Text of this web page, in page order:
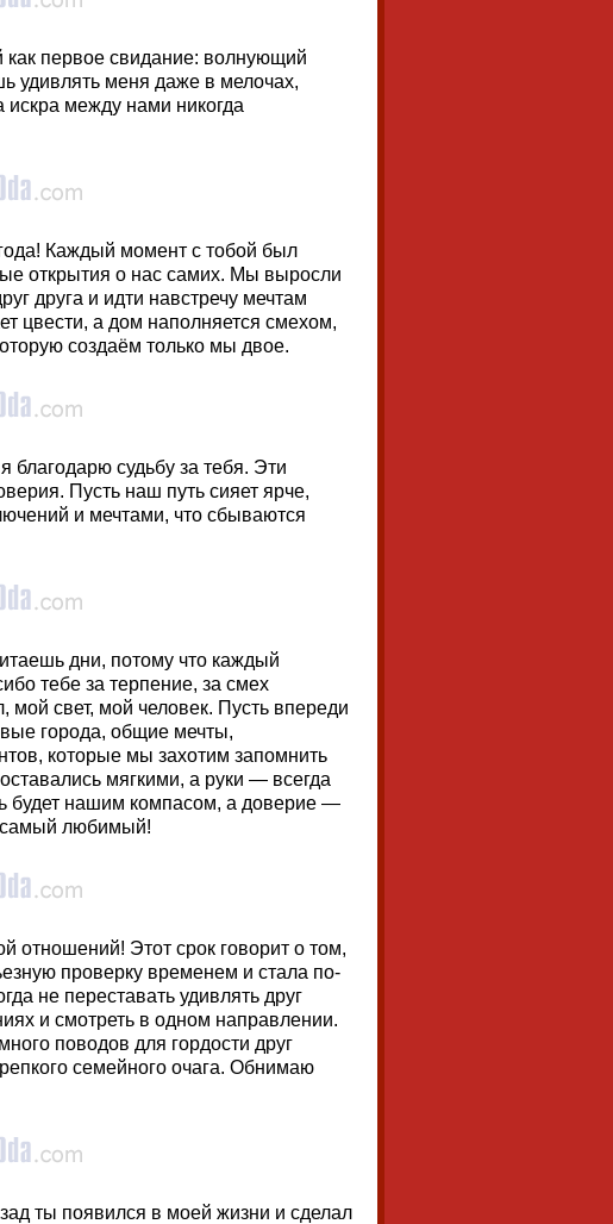
первое свидание: волнующий
удивлять меня даже в мелочах,
между нами никогда
Каждый момент с тобой был
открытия о нас самих. Мы выросли
друга и идти навстречу мечтам
цвести, а дом наполняется смехом,
создаём только мы двое.
благодарю судьбу за тебя. Эти
Пусть наш путь сияет ярче,
и мечтами, что сбываются
дни, потому что каждый
тебе за терпение, за смех
свет, мой человек. Пусть впереди
города, общие мечты,
которые мы захотим запомнить
мягкими, а руки — всегда
будет нашим компасом, а доверие —
самый любимый!
отношений! Этот срок говорит о том,
проверку временем и стала по-
не переставать удивлять друг
и смотреть в одном направлении.
поводов для гордости друг
семейного очага. Обнимаю
ты появился в моей жизни и сделал